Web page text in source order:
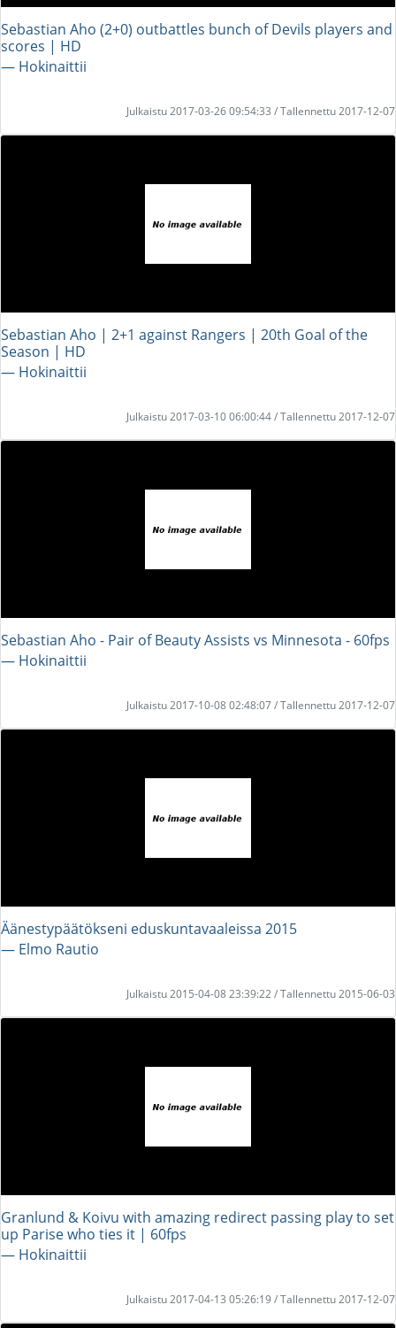
Sebastian Aho (2+0) outbattles bunch of Devils players and
scores | HD
― Hokinaittii
Julkaistu 2017-03-26 09:54:33 / Tallennettu 2017-12-07
Sebastian Aho | 2+1 against Rangers | 20th Goal of the
Season | HD
― Hokinaittii
Julkaistu 2017-03-10 06:00:44 / Tallennettu 2017-12-07
Sebastian Aho - Pair of Beauty Assists vs Minnesota - 60fps
― Hokinaittii
Julkaistu 2017-10-08 02:48:07 / Tallennettu 2017-12-07
Äänestypäätökseni eduskuntavaaleissa 2015
― Elmo Rautio
Julkaistu 2015-04-08 23:39:22 / Tallennettu 2015-06-03
Granlund & Koivu with amazing redirect passing play to set
up Parise who ties it | 60fps
― Hokinaittii
Julkaistu 2017-04-13 05:26:19 / Tallennettu 2017-12-07